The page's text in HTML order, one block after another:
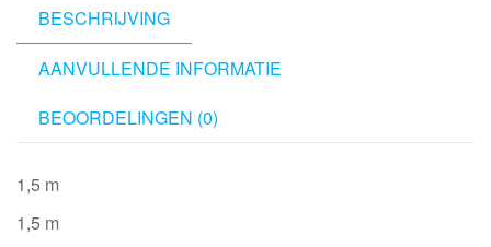
90°
1.5
BESCHRIJVING
AANVULLENDE INFORMATIE
BEOORDELINGEN (0)
1,5 m
1,5 m